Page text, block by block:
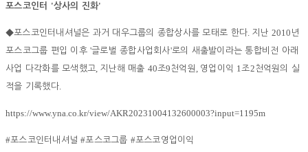
포스코인터 '상사의 진화'
◆포스코인터내셔널은 과거 대우그룹의 종합상사를 모태로 한다. 지난 2010 년
포스코그룹 편입 이후'글로벌 종합사업회사'로의 새출발이라는 통합비전 아래
사업 다각화를 모색했고, 지난해 매출 40조9천억원 , 영업이익 1조2천억원의 실
적을 기록했다.
https://www.yna.co.kr/view/AKR20231004132600003?input=1195m
#포스코인터내셔널#포스코그룹 #포스코영업이익